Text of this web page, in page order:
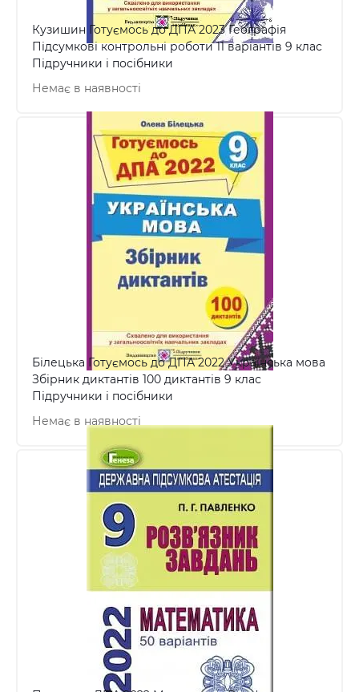
Кузишин Готуємось до ДПА 2023 Географія
Підсумкові контрольні роботи 11 варіантів 9 клас
Підручники і посібники
Немає в наявності
Білецька Готуємось до ДПА 2022 Українська мова
Збірник диктантів 100 диктантів 9 клас
Підручники і посібники
Немає в наявності